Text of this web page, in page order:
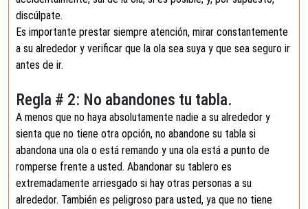
discúlpate.
Es importante prestar siempre atención, mirar constantemente
a su alrededor y verificar que la ola sea suya y que sea seguro ir
antes de ir.
Regla # 2: No abandones tu tabla.
A menos que no haya absolutamente nadie a su alrededor y
sienta que no tiene otra opción, no abandone su tabla si
abandona una ola o está remando y una ola está a punto de
romperse frente a usted. Abandonar su tablero es
extremadamente arriesgado si hay otras personas a su
alrededor. También es peligroso para usted, ya que no tiene